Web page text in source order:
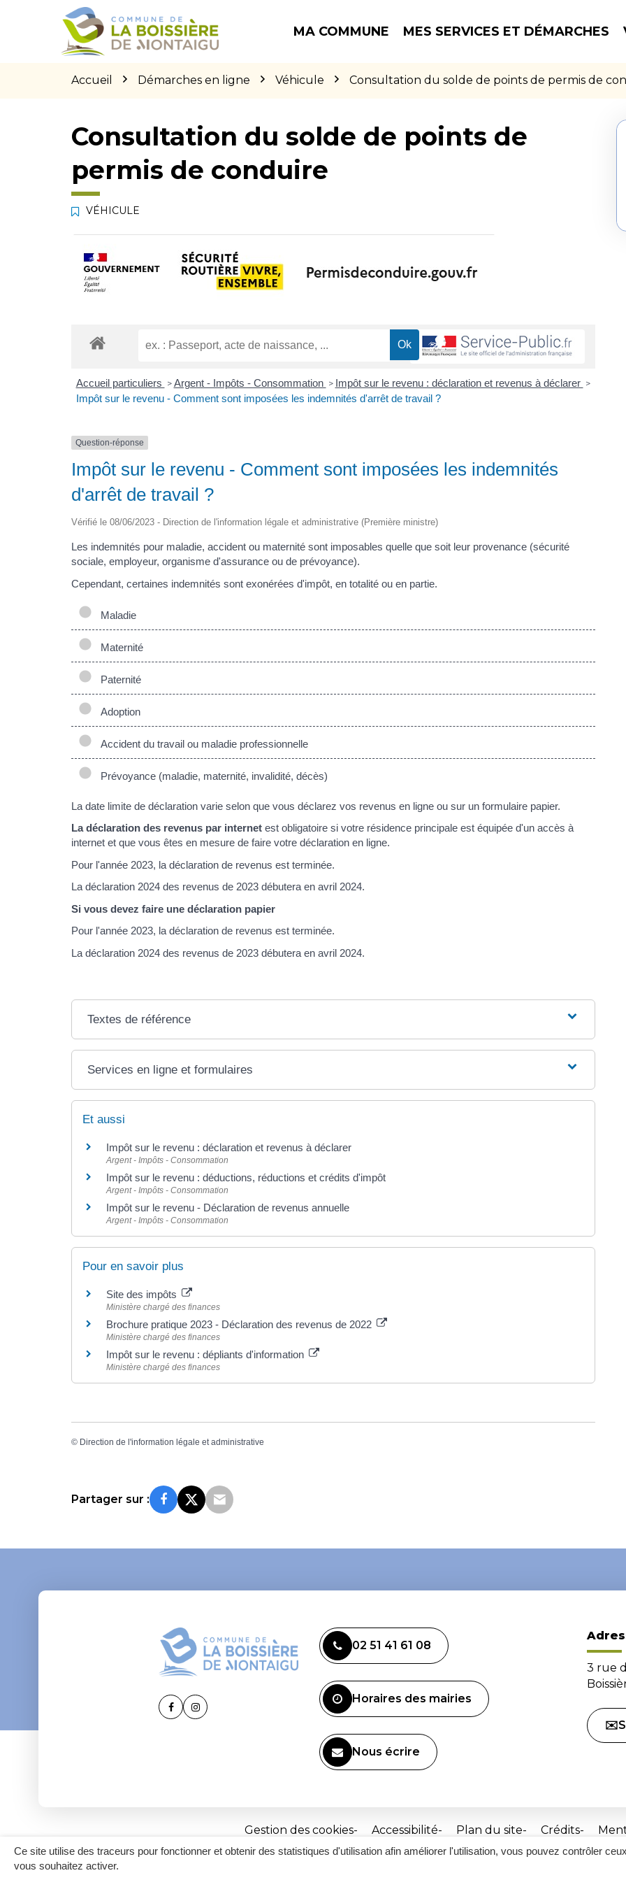
Gestion des traceurs
Ce site utilise des traceurs pour fonctionner et obtenir des statistiques d'utilisation afin améliorer l'utilisation, vous pouvez contrôler
vous souhaitez activer.
MA COMMUNE MES SERVICES ET DÉMARCHES
Accueil Démarches en ligne Véhicule Consultation du solde de points de permis de
Consultation du solde de points de
permis de conduire
VÉHICULE
Accueil particuliers > Argent - Impôts - Consommation > Impôt sur le revenu : déclaration et revenus à déclarer >
Impôt sur le revenu - Comment sont imposées les indemnités d'arrêt de travail ?
Question-réponse
Impôt sur le revenu - Comment sont imposées les indemnités
d'arrêt de travail ?
Vérifié le 08/06/2023 - Direction de l'information légale et administrative (Première ministre)
Les indemnités pour maladie, accident ou maternité sont imposables quelle que soit leur provenance (sécurité
sociale, employeur, organisme d'assurance ou de prévoyance).
Cependant, certaines indemnités sont exonérées d'impôt, en totalité ou en partie.
Maladie
Maternité
Paternité
Adoption
Accident du travail ou maladie professionnelle
Prévoyance (maladie, maternité, invalidité, décès)
La date limite de déclaration varie selon que vous déclarez vos revenus en ligne ou sur un formulaire papier.
La déclaration des revenus par internet est obligatoire si votre résidence principale est équipée d'un accès à
internet et que vous êtes en mesure de faire votre déclaration en ligne.
Pour l'année 2023, la déclaration de revenus est terminée.
La déclaration 2024 des revenus de 2023 débutera en avril 2024.
Si vous devez faire une déclaration papier
Pour l'année 2023, la déclaration de revenus est terminée.
La déclaration 2024 des revenus de 2023 débutera en avril 2024.
Textes de référence
Services en ligne et formulaires
Et aussi
Impôt sur le revenu : déclaration et revenus à déclarer
Argent - Impôts - Consommation
Impôt sur le revenu : déductions, réductions et crédits d'impôt
Argent - Impôts - Consommation
Impôt sur le revenu - Déclaration de revenus annuelle
Argent - Impôts - Consommation
Pour en savoir plus
Site des impôts
Ministère chargé des finances
Brochure pratique 2023 - Déclaration des revenus de 2022
Ministère chargé des finances
Impôt sur le revenu : dépliants d'information
Ministère chargé des finances
© Direction de l'information légale et administrative
Partager sur :
Lien Lien
02 51 41 61 08
Horaires des mairies
Nous écrire
3 rue
Gestion des cookies Accessibilité Plan du site Crédits